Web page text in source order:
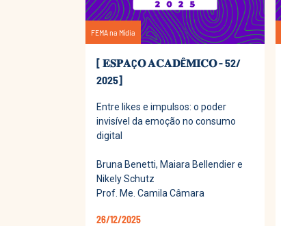
FEMA na Mídia
[ 𝐄𝐒𝐏𝐀Ç𝐎 𝐀𝐂𝐀𝐃Ê𝐌𝐈𝐂𝐎 - 52/
2025]
Entre likes e impulsos: o poder
invisível da emoção no consumo
digital
Bruna Benetti, Maiara Bellendier e
Nikely Schutz
Prof. Me. Camila Câmara
26/12/2025